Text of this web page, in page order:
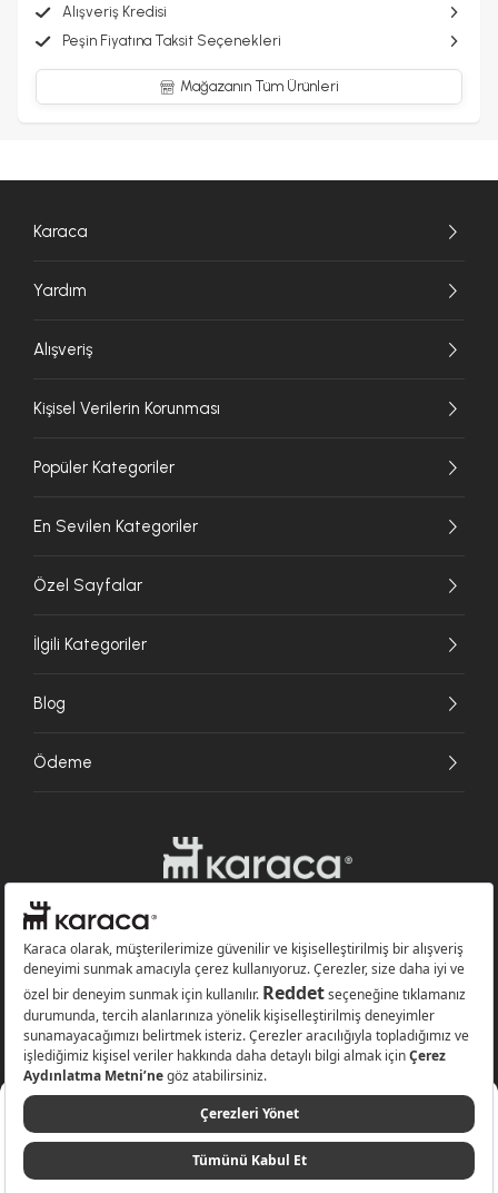
Sepete Ekle
Alışveriş Kredisi
Peşin Fiyatına Taksit Seçenekleri
Mağazanın Tüm Ürünleri
Karaca
Yardım
Alışveriş
Kişisel Verilerin Korunması
Popüler Kategoriler
En Sevilen Kategoriler
Özel Sayfalar
İlgili Kategoriler
Blog
Ödeme
Websitesinde kullanılan bazı görseller yapay zekâ (AI) ile üretilmiştir.
Karaca.com © 2026 - Karaca Züccaciye A.Ş. Tüm hakları saklıdır.